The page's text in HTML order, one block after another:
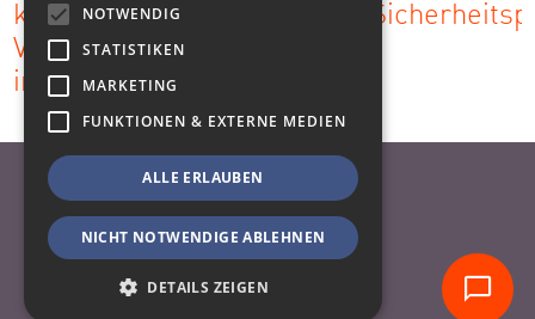
komplexe
Vertriebswege
im ÖPNV
Nach oben
Datenschutzhinweise
Impressum
NOTWENDIG
STATISTIKEN
MARKETING
FUNKTIONEN & EXTERNE MEDIEN
ALLE ERLAUBEN
NICHT NOTWENDIGE ABLEHNEN
DETAILS ZEIGEN